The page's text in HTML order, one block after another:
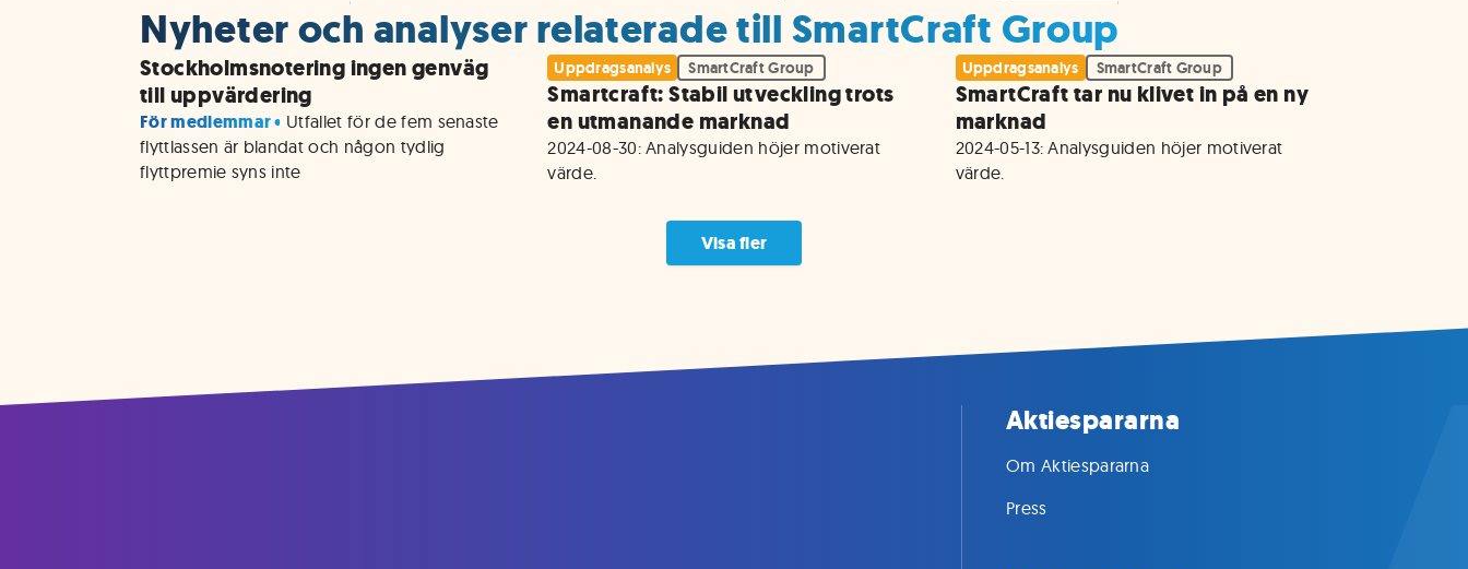
Nyheter och analyser relaterade till SmartCraft Group
Stockholmsnotering ingen genväg
till uppvärdering
För medlemmar • Utfallet för de fem senaste
flyttlassen är blandat och någon tydlig
flyttpremie syns inte
Uppdragsanalys SmartCraft Group
Smartcraft: Stabil utveckling trots
en utmanande marknad
2024-08-30: Analysguiden höjer motiverat
värde.
Uppdragsanalys SmartCraft Group
SmartCraft tar nu klivet in på en ny
marknad
2024-05-13: Analysguiden höjer motiverat
värde.
Visa fler
Aktiespararna
Om Aktiespararna
Press